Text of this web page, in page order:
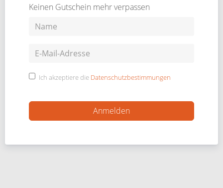
Keinen Gutschein mehr verpassen
Ich akzeptiere die Datenschutzbestimmungen